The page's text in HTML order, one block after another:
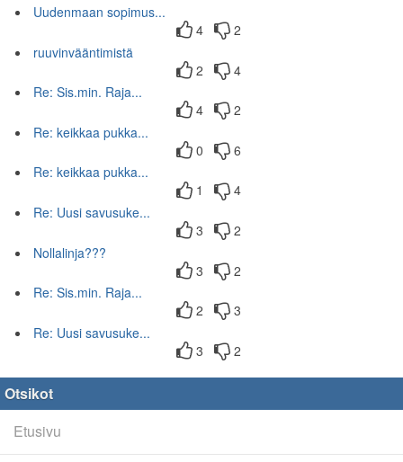
Uudenmaan sopimus...
4
2
ruuvinvääntimistä
2
4
Re: Sis.min. Raja...
4
2
Re: keikkaa pukka...
0
6
Re: keikkaa pukka...
1
4
Re: Uusi savusuke...
3
2
Nollalinja???
3
2
Re: Sis.min. Raja...
2
3
Re: Uusi savusuke...
3
2
Otsikot
Etusivu